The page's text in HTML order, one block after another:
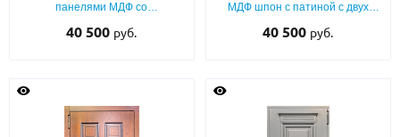
ОПЛАТА
ДОСТАВКА
панелями МДФ со
40 500 руб.
МДФ шпон с патиной с двух
40 500 руб.